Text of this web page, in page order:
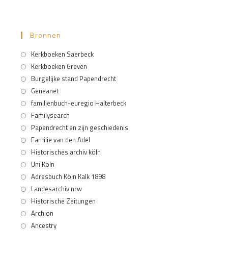
Bronnen
Kerkboeken Saerbeck
Kerkboeken Greven
Burgelijke stand Papendrecht
Geneanet
familienbuch-euregio Halterbeck
Familysearch
Papendrecht en zijn geschiedenis
Familie van den Adel
Historisches archiv köln
Uni Köln
Adresbuch Köln Kalk 1898
Landesarchiv nrw
Historische Zeitungen
Archion
Ancestry